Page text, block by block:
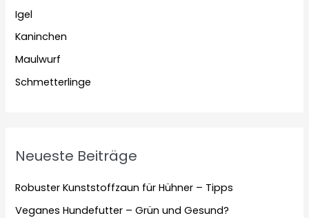
Igel
Kaninchen
Maulwurf
Schmetterlinge
Neueste Beiträge
Robuster Kunststoffzaun für Hühner – Tipps
Veganes Hundefutter – Grün und Gesund?